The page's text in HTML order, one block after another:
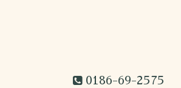
0186-69-2575